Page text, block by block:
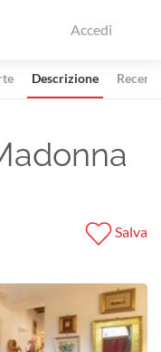
Accedi
Descrizione
Salva